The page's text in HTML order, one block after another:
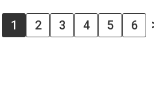
1 2 3 4 5 6